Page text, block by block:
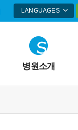
LANGUAGES
ENGLISH
中國語
русский
병원소개